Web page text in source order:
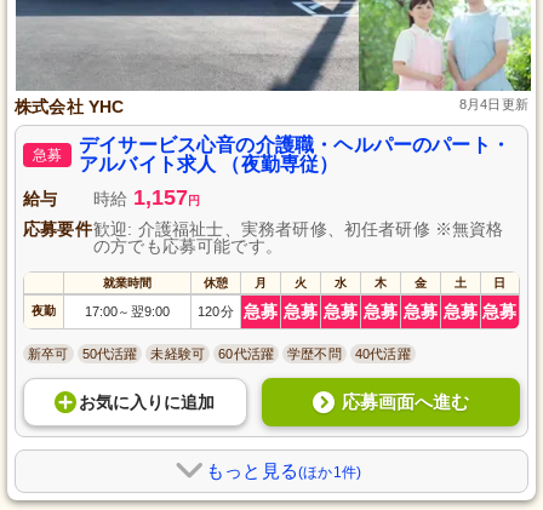
株式会社 YHC 8月4日更新
急募
デイサービス心音の介護職・ヘルパーのパート・
アルバイト求人 （夜勤専従）
給与 時給 1,157円
応募要件歓迎: 介護福祉士、実務者研修、初任者研修 ※無資格
の方でも応募可能です。
就業時間 休憩 月 火 水 木 金 土 日
夜勤 17:00～ 翌9:00 120分 急募 急募 急募 急募 急募 急募 急募
新卒可 50代活躍 未経験可 60代活躍 学歴不問 40代活躍
お気に入り に追加 応募画面へ進む
もっと見る(ほか1件)